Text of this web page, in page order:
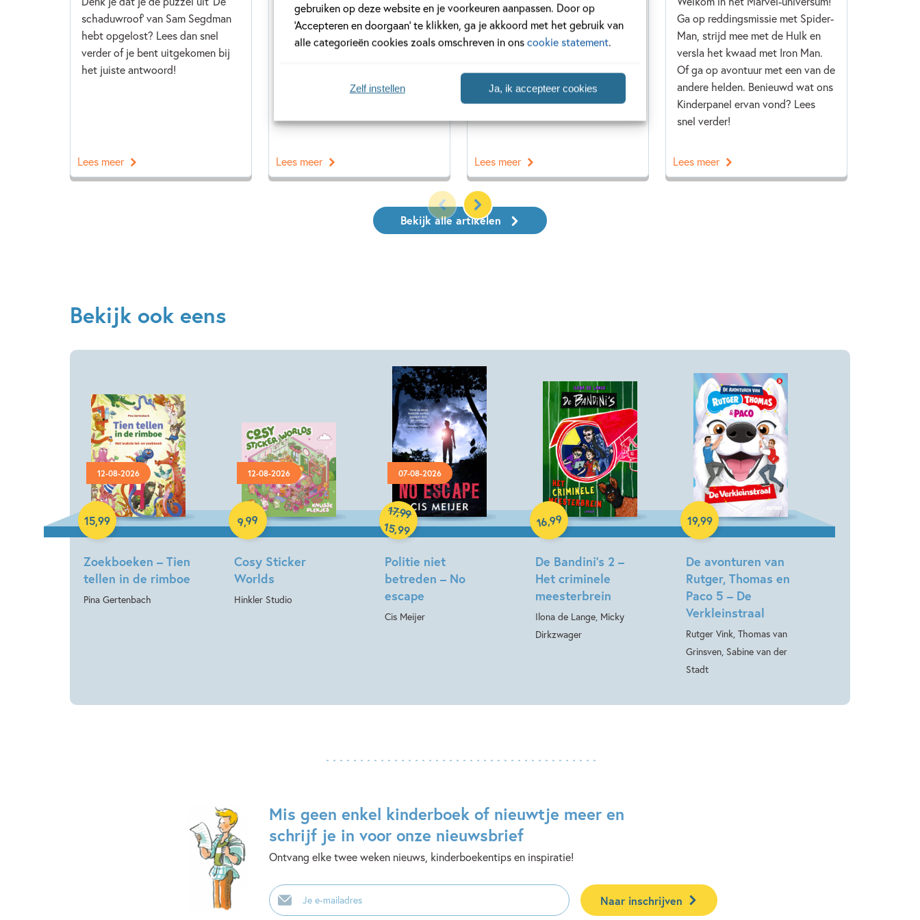
gebruiken op deze website en je voorkeuren aanpassen. Door op
‘Accepteren en doorgaan’ te klikken, ga je akkoord met het gebruik van
alle categorieën cookies zoals omschreven in onscookie statement.
Ja, ik accepteer cookies
Zelf instellen
schaduwroof' van Sam Segdman
hebt opgelost? Lees dan snel
verder of je bent uitgekomen bij
het juiste antwoord!
Lees meer
Annemarie Jongbloed is een
prachtig verhaal over pesters,
meelopers en het vinden van je
Kinderpanel ervan vond? Lees
Lees meer
avontuur van Arlo Banks, waarin
je de moord op juffrouw Patti
Kinderpanel ervan vond? Lees
snel verder!
Lees meer
Ga op reddingsmissie met Spider-
Man, strijd mee met de Hulk en
versla het kwaad met Iron Man.
Of ga op avontuur met een van de
andere helden. Benieuwd wat ons
Kinderpanel ervan vond? Lees
snel verder!
Lees meer
Bekijk alle artikelen
Bekijk ook eens
12-08-2026
Zoekboeken – Tien
tellen in de rimboe
Pina Gertenbach
15,99
Hardcover
12-08-2026
Cosy Sticker
Worlds
Hinkler Studio
9,99
Paperback
07-08-2026
Politie niet
betreden – No
escape
Cis Meijer
17,99
15,99
Hardcover
De Bandini’s 2 –
Het criminele
meesterbrein
Ilona de Lange, Micky
Dirkzwager
16,99
Hardcover
De avonturen van
Rutger, Thomas en
Paco 5 – De
Verkleinstraal
Rutger Vink, Thomas van
Grinsven, Sabine van der
Stadt
19,99
Hardcover
Mis geen enkel kinderboek of nieuwtje meer en
schrijf je in voor onze nieuwsbrief
Ontvang elke twee weken nieuws, kinderboekentips en inspiratie!
E-
mailadres
Naar inschrijven